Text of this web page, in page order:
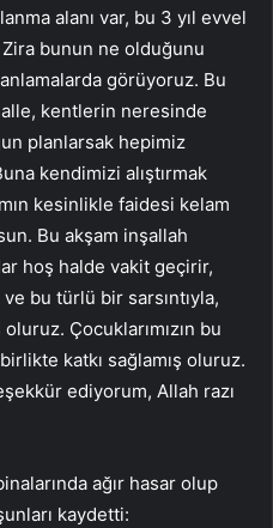
alanı var, bu 3 yıl evvel
bunun ne olduğunu
görüyoruz. Bu
kentlerin neresinde
planlarsak hepimiz
kendimizi alıştırmak
kesinlikle faidesi kelam
Bu akşam inşallah
hoş halde vakit geçirir,
bu türlü bir sarsıntıyla,
Çocuklarımızın bu
katkı sağlamış oluruz.
ediyorum, Allah razı
ağır hasar olup
kaydetti: